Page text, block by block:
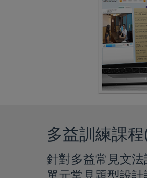
多益訓練課
針對多益常見文